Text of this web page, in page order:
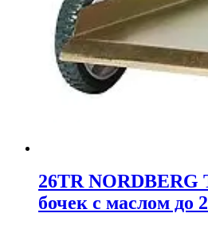
26TR NORDBERG
бочек с маслом до